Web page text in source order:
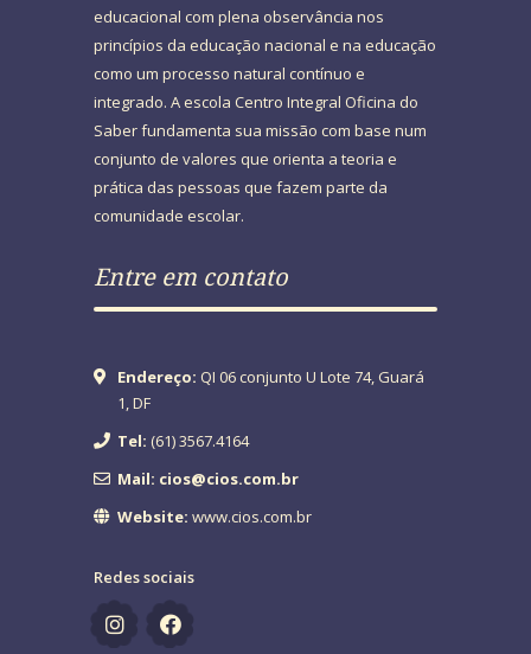
educacional com plena observância nos
princípios da educação nacional e na educação
como um processo natural contínuo e
integrado. A escola Centro Integral Oficina do
Saber fundamenta sua missão com base num
conjunto de valores que orienta a teoria e
prática das pessoas que fazem parte da
comunidade escolar.
Entre em contato
Endereço: QI 06 conjunto U Lote 74, Guará
1, DF
Tel: (61) 3567.4164
Mail: cios@cios.com.br
Website: www.cios.com.br
Redes sociais